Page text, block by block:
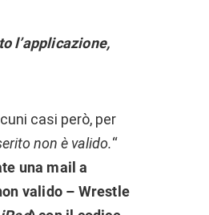
l’applicazione,
casi però, per
non è valido.“
una mail a
valido – Wrestle